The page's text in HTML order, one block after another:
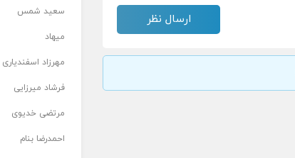
سعید شمس
میهاد
مهرزاد اسفندیاری
فرشاد میرزایی
مرتضی خدیوی
احمدرضا بنام